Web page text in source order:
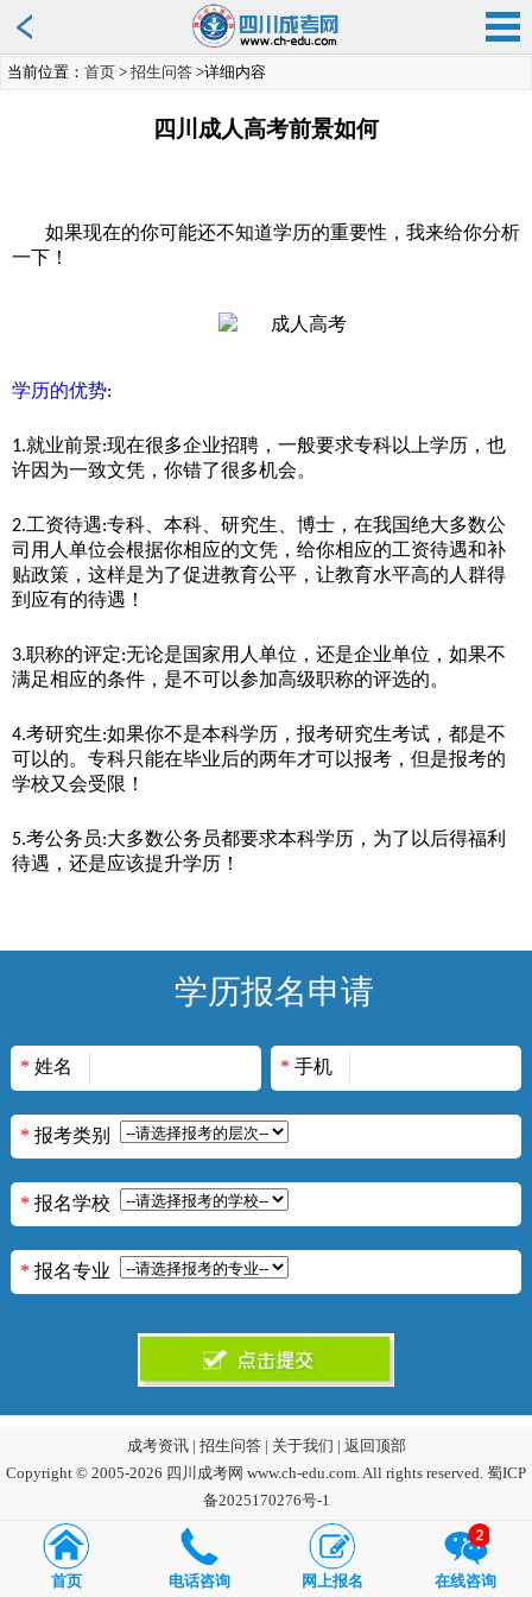
当前位置： 首页 > 招生问答 >详细内容
四川成人高考前景如何
如果现在的你可能还不知道学历的重要性，我来给你分析
一下！
学历的优势:
1.就业前景:现在很多企业招聘， 一般要求专科以上学历，也
许因为一致文凭，你错了很多机会。
2.工资待遇:专科 本科 研究生 博士， 在我国绝大多数公
司用人单位会根据你相应的文凭，给你相应的工资待遇和补
贴政策，这样是为了促进教育公平 ，让教育水平高的人群得
到应有的待遇 ！
3.职称的评定:无论是国家用人单位，还是企业单位，如果不
满足相应的条件，是不可以参加高级职称的评选的。
4.考研究生:如果你不是本科学历，报考研究生考试，都是不
可以的。专科只能在毕业后的两年才可以报考，但是报考的
学校又会受限！
5.考公务员:大多数公务员都要求本科学历，为了以后得福利
待遇，还是应该提升学历！
学历报名申请
* 姓名 * 手机
* 报考类别
* 报名学校
* 报名专业
成考资讯| 招生问答| 关于我们 | 返回顶部
Copyright © 2005-2026 四川成考网 www.ch-edu.com. All rights reserved. 蜀ICP
备2025170276号-1
首页 电话咨询 网上报名 在线咨询